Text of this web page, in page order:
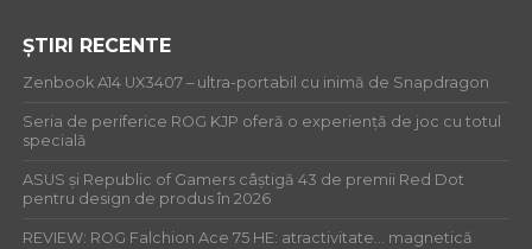
ȘTIRI RECENTE
Zenbook A14 UX3407 – ultra-portabil cu inimă de Snapdragon
Seria de periferice ROG KJP oferă o experiență de joc cu totul
specială
ASUS și Republic of Gamers câștigă 43 de premii Red Dot
pentru design de produs în 2026
REVIEW: ROG Falchion Ace 75 HE: atractivitate… magnetică